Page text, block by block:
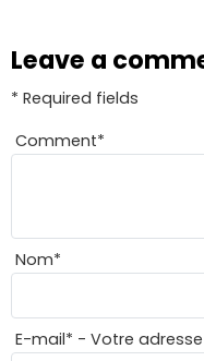
Leave a
* Required fields
Comment*
Nom*
E-mail* - Votre